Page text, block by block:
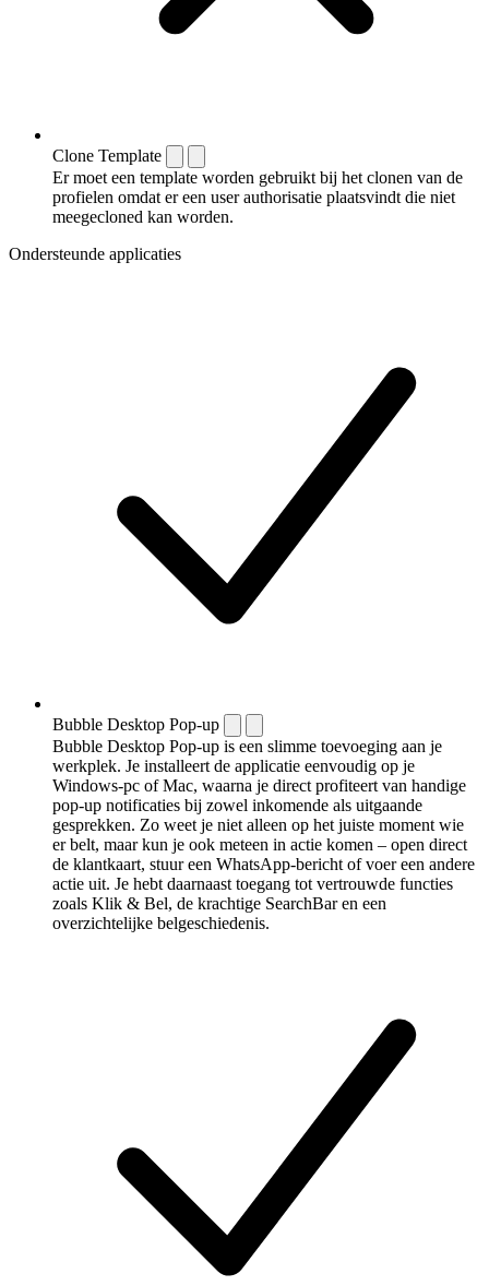
Clone Template
Er moet een template worden gebruikt bij het clonen van de
profielen omdat er een user authorisatie plaatsvindt die niet
meegecloned kan worden.
Ondersteunde applicaties
Bubble Desktop Pop-up
Bubble Desktop Pop-up is een slimme toevoeging aan je
werkplek. Je installeert de applicatie eenvoudig op je
Windows-pc of Mac, waarna je direct profiteert van handige
pop-up notificaties bij zowel inkomende als uitgaande
gesprekken. Zo weet je niet alleen op het juiste moment wie
er belt, maar kun je ook meteen in actie komen – open direct
de klantkaart, stuur een WhatsApp-bericht of voer een andere
actie uit. Je hebt daarnaast toegang tot vertrouwde functies
zoals Klik & Bel, de krachtige SearchBar en een
overzichtelijke belgeschiedenis.